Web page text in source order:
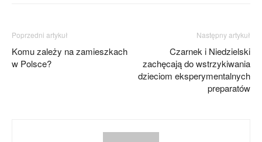
Poprzedni artykuł
Komu zależy na zamieszkach
w Polsce?
Następny artykuł
Czarnek i Niedzielski
zachęcają do wstrzykiwania
dzieciom eksperymentalnych
preparatów